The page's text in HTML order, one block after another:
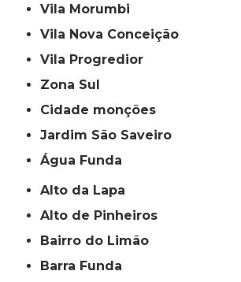
Vila Morumbi
Vila Nova Conceição
Vila Progredior
Zona Sul
cidade monções
jardim São Saveiro
Água Funda
Alto da Lapa
Alto de Pinheiros
Bairro do Limão
Barra Funda